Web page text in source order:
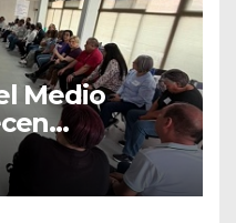
Medio
violencia en